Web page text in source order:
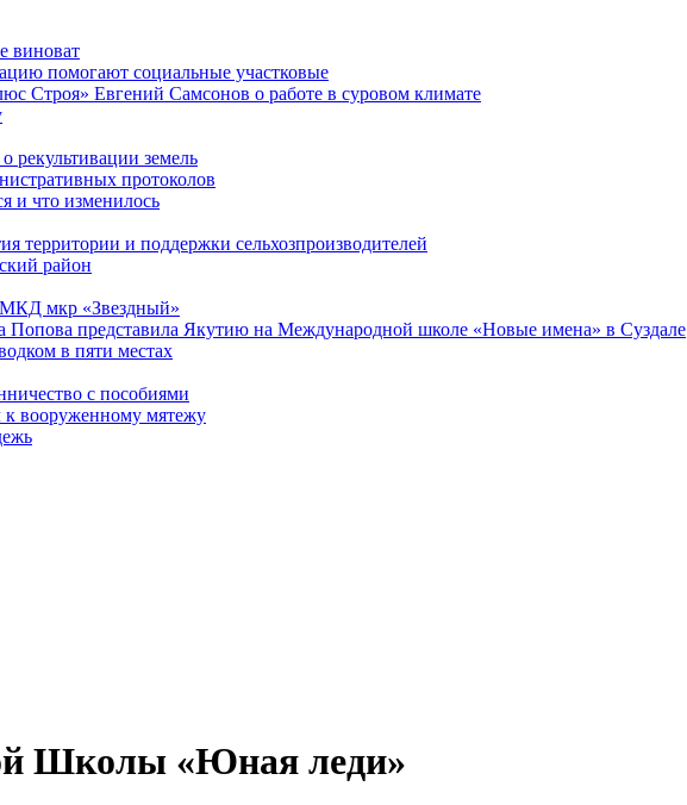
виноват
помогают социальные участковые
Строя» Евгений Самсонов о работе в суровом климате
рекультивации земель
протоколов
и что изменилось
территории и поддержки сельхозпроизводителей
район
МКД мкр «Звездный»
Попова представила Якутию на Международной школе «Новые имена» в Суздале
в пяти местах
с пособиями
к вооруженному мятежу
Школы «Юная леди»